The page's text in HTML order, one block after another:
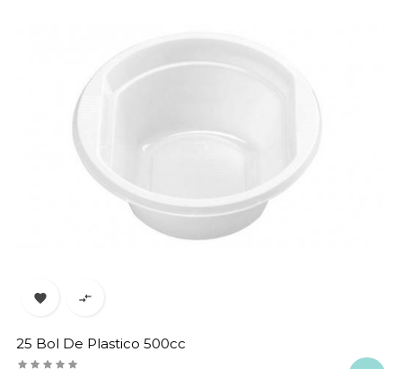
 
25 Bol De Plastico 500cc